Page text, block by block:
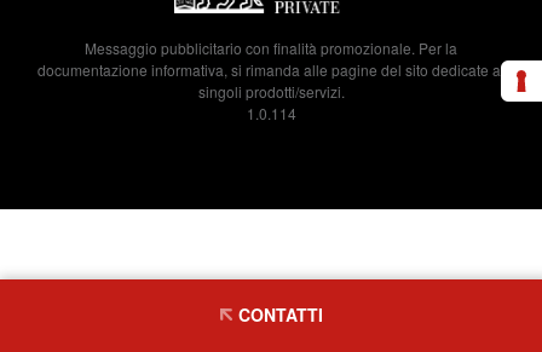
Messaggio pubblicitario con finalità promozionale. Per la
documentazione informativa, si rimanda alle pagine del sito dedicate ai
singoli prodotti/servizi.
1.0.114
CONTATTI